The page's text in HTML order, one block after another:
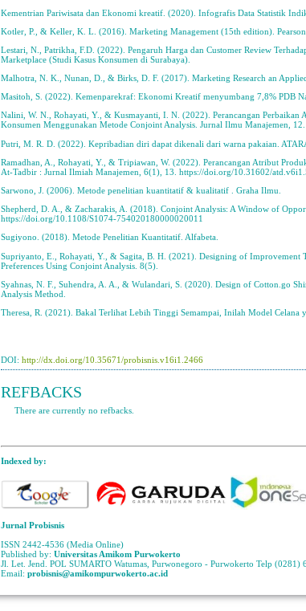
Kementrian Pariwisata dan Ekonomi kreatif. (2020). Infografis Data Statistik
Kotler, P., & Keller, K. L. (2016). Marketing Management (15th edition). Pearson
Lestari, N., Patrikha, F.D. (2022). Pengaruh Harga dan Customer Review
Marketplace (Studi Kasus Konsumen di Surabaya).
Malhotra, N. K., Nunan, D., & Birks, D. F. (2017). Marketing Research an
Masitoh, S. (2022). Kemenparekraf: Ekonomi Kreatif menyumbang 7,8% PDB
Nalini, W. N., Rohayati, Y., & Kusmayanti, I. N. (2022). Perancangan Perbaikan
Konsumen Menggunakan Metode Conjoint Analysis. Jurnal Ilmu Manajemen,
Putri, M. R. D. (2022). Kepribadian diri dapat dikenali dari warna pakaian.
Ramadhan, A., Rohayati, Y., & Tripiawan, W. (2022). Perancangan Atribut
At-Tadbir : Jurnal Ilmiah Manajemen, 6(1), 13. https://doi.org/10.31602/
Sarwono, J. (2006). Metode penelitian kuantitatif & kualitatif . Graha Ilmu.
Shepherd, D. A., & Zacharakis, A. (2018). Conjoint Analysis: A Window of
https://doi.org/10.1108/S1074-754020180000020011
Sugiyono. (2018). Metode Penelitian Kuantitatif. Alfabeta.
Supriyanto, E., Rohayati, Y., & Sagita, B. H. (2021). Designing of Improvement
Preferences Using Conjoint Analysis. 8(5).
Syahnas, N. F., Suhendra, A. A., & Wulandari, S. (2020). Design of Cotton.go
Analysis Method.
Theresa, R. (2021). Bakal Terlihat Lebih Tinggi Semampai, Inilah Model Celana
DOI: http://dx.doi.org/10.35671/probisnis.v16i1.2466
REFBACKS
There are currently no refbacks.
Indexed by:
Jurnal Probisnis
ISSN 2442-4536 (Media Online)
Published by: Universitas Amikom Purwokerto
Jl. Let. Jend. POL SUMARTO Watumas, Purwonegoro - Purwokerto Telp (0281)
Email: probisnis@amikompurwokerto.ac.id